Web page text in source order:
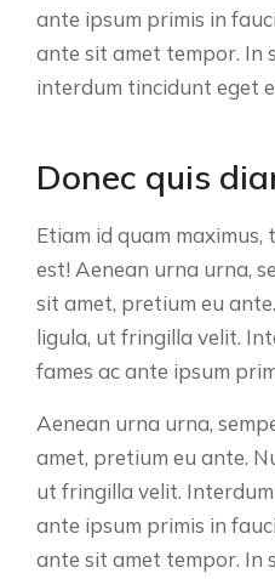
ante ipsum primis in
ante sit amet tempor. In
interdum tincidunt eget
Donec quis
Etiam id quam
est! Aenean urna urna,
sit amet, pretium eu
ligula, ut fringilla velit.
fames ac ante ipsum
Aenean urna urna,
amet, pretium eu ante.
ut fringilla velit.
ante ipsum primis in
ante sit amet tempor. In